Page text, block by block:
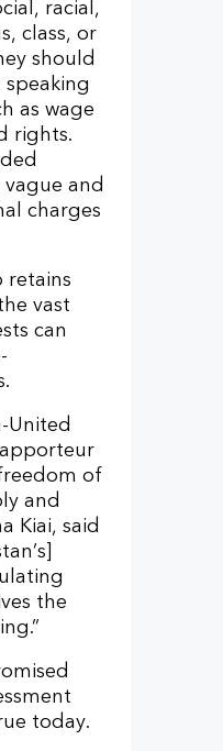
racial,
class, or
should
as wage
rights.
and
charges
retains
vast
can
United
of
and
Kiai, said
the
today.